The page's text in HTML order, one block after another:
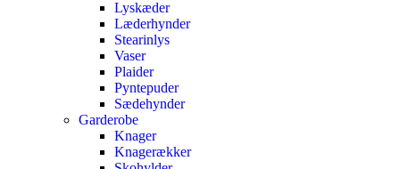
Lyskæder
Læderhynder
Stearinlys
Vaser
Plaider
Pyntepuder
Sædehynder
Garderobe
Knager
Knagerækker